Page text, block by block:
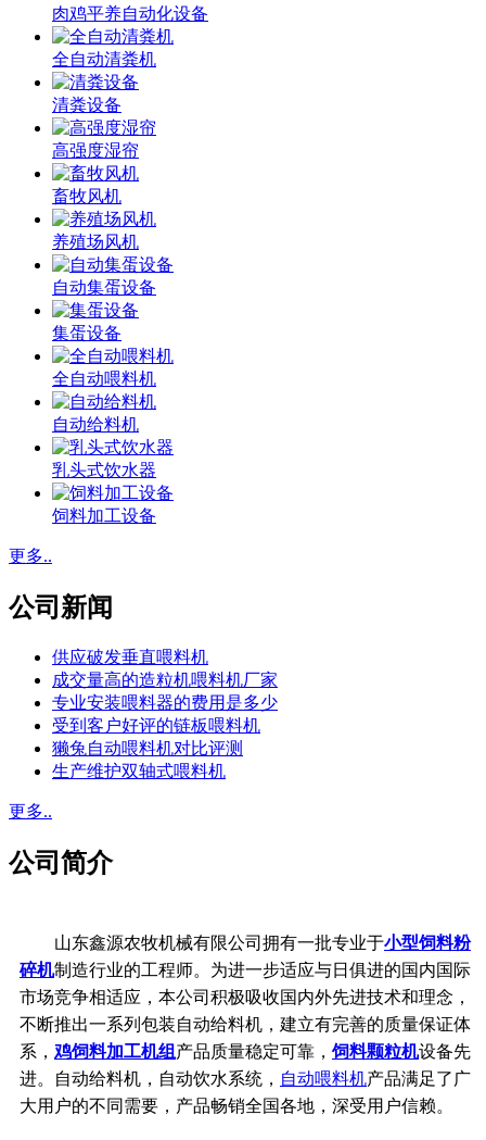
肉鸡平养自动化设备
全自动清粪机
清粪设备
高强度湿帘
畜牧风机
养殖场风机
自动集蛋设备
集蛋设备
全自动喂料机
自动给料机
乳头式饮水器
饲料加工设备
更多..
公司新闻
供应破发垂直喂料机
成交量高的造粒机喂料机厂家
专业安装喂料器的费用是多少
受到客户好评的链板喂料机
獭兔自动喂料机对比评测
生产维护双轴式喂料机
更多..
公司简介
山东鑫源农牧机械有限公司拥有一批专业于小型饲料粉
碎机制造行业的工程师。为进一步适应与日俱进的国内国际
市场竞争相适应，本公司积极吸收国内外先进技术和理念，
不断推出一系列包装自动给料机，建立有完善的质量保证体
系， 鸡饲料加工机组产品质量稳定可靠，饲料颗粒机设备先
进。自动给料机，自动饮水系统， 自动喂料机产品满足了广
大用户的不同需要，产品畅销全国各地，深受用户信赖。